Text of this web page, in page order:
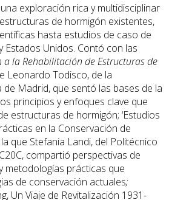
exploración rica y multidisciplinar
de hormigón existentes,
hasta estudios de caso de
Estados Unidos. Contó con las
a la Rehabilitación de Estructuras de
Leonardo Todisco, de la
de Madrid, que sentó las bases de la
principios y enfoques clave que
estructuras de hormigón; ‘Estudios
en la Conservación de
que Stefania Landi, del Politécnico
compartió perspectivas de
metodologías prácticas que
de conservación actuales;
Un Viaje de Revitalización 1931-